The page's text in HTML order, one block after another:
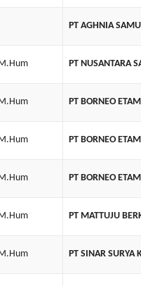
PT AGHNIA
PT NUSANTARA
PT BORNEO
PT BORNEO
PT BORNEO
PT MATTUJU
PT SINAR SURYA